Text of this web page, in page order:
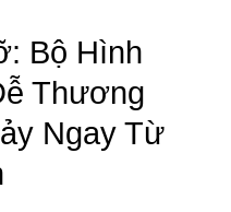
Bộ Hình
Thương
Ngay Từ